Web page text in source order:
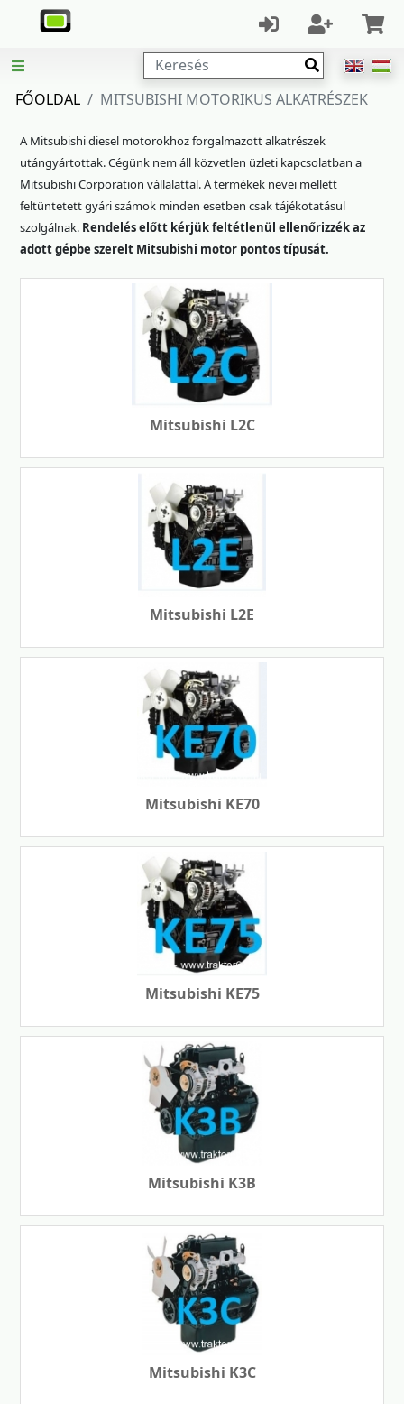
Keresés
FŐOLDAL
MITSUBISHI MOTORIKUS ALKATRÉSZEK
A Mitsubishi diesel motorokhoz forgalmazott alkatrészek
utángyártottak. Cégünk nem áll közvetlen üzleti kapcsolatban a
Mitsubishi Corporation vállalattal. A termékek nevei mellett
feltüntetett gyári számok minden esetben csak tájékotatásul
szolgálnak. Rendelés előtt kérjük feltétlenül ellenőrizzék az
adott gépbe szerelt Mitsubishi motor pontos típusát.
Mitsubishi L2C
Mitsubishi L2E
Mitsubishi KE70
Mitsubishi KE75
Mitsubishi K3B
Mitsubishi K3C